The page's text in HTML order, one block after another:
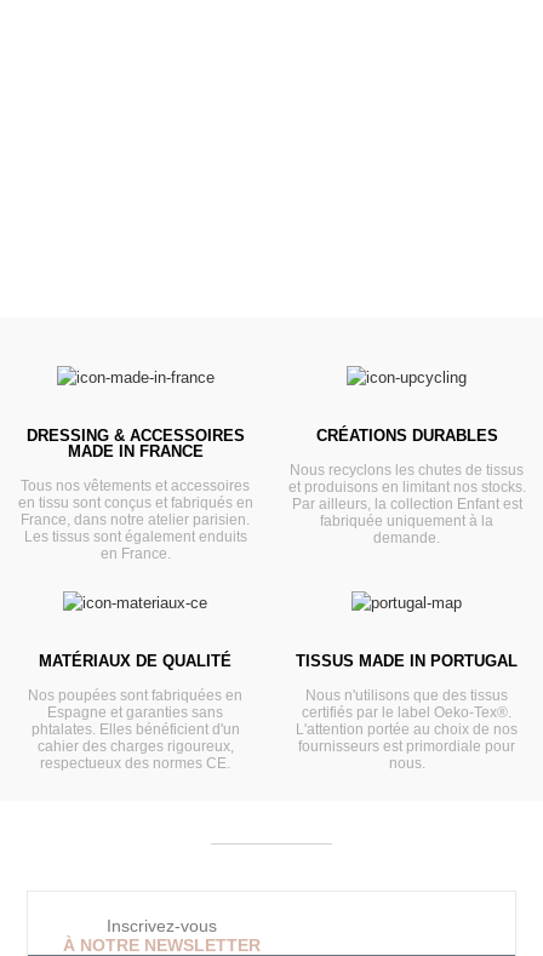
DRESSING & ACCESSOIRES
MADE IN FRANCE
Tous nos vêtements et accessoires
en tissu sont conçus et fabriqués en
France, dans notre atelier parisien.
Les tissus sont également enduits
en France.
CRÉATIONS DURABLES
Nous recyclons les chutes de tissus
et produisons en limitant nos stocks.
Par ailleurs, la collection Enfant est
fabriquée uniquement à la
demande.
MATÉRIAUX DE QUALITÉ
Nos poupées sont fabriquées en
Espagne et garanties sans
phtalates. Elles bénéficient d'un
cahier des charges rigoureux,
respectueux des normes CE.
TISSUS MADE IN PORTUGAL
Nous n'utilisons que des tissus
certifiés par le label Oeko-Tex®.
L'attention portée au choix de nos
fournisseurs est primordiale pour
nous.
Inscrivez-vous
À NOTRE NEWSLETTER